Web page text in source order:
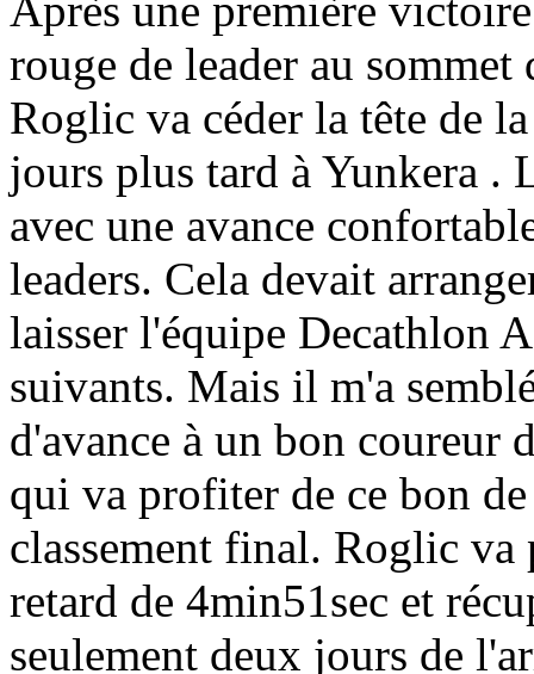
Après une première
rouge de leader au
Roglic va céder la tête de
jours plus tard à Yunkera .
avec une avance
leaders. Cela devait
laisser l'équipe Decathlon
suivants. Mais il m'a
d'avance à un bon coureur
qui va profiter de ce bon
classement final. Roglic
retard de 4min51sec et
seulement deux jours de